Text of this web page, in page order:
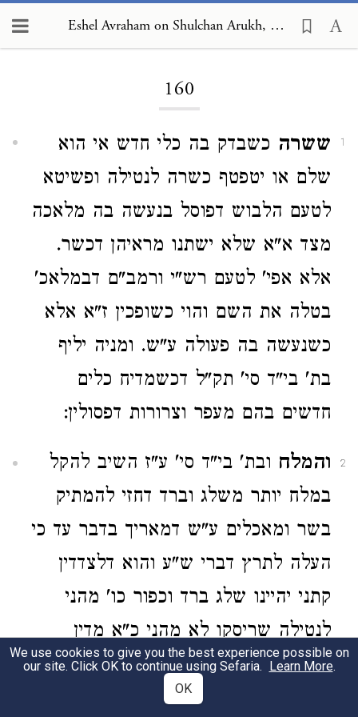
Eshel Avraham on Shulchan Arukh, Orach Chayim 160
160
1 ששרה כשבדק בה כלי חדש אי הוא
שלם או יטפטף כשרה לנטילה ופשיטא
לטעם הלבוש דפוסל בנעשה בה מלאכה
מצד א"א שלא ישתנו מראיהן דכשר.
אלא אפי' לטעם רש"י ורמב"ם דבמלאכ'
בטלה את השם והוי כשופכין ז"א אלא
כשנעשה בה פעולה ע"ש. ומניה יליף
בת' בי"ד סי' תק"ל דכשמדיח כלים
חדשים בהם מעפר וצרורות דפסולין:
2 והמלח ובת' בי"ד סי' ע"ז השיב להקל
במלח יותר משלג וברד דחזי להמתיק
בשר ומאכלים ע"ש דמאריך בדבר עד כי
העלה לתרץ דברי ש"ע והוא דלצדדין
קתני יהיינו שלג ברד וכפור כו' מהני
לנטילה שריסקו לא מהני כ"א מדין
טבילה להשלים מ' סאה ע"ש:
We use cookies to give you the best experience possible on
our site. Click OK to continue using Sefaria. Learn More.
OK